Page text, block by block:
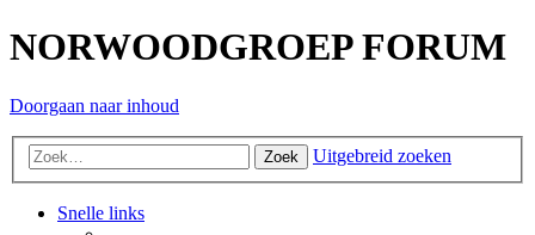
NORWOODGROEP FORUM
Doorgaan naar inhoud
Zoek Uitgebreid zoeken
Snelle links